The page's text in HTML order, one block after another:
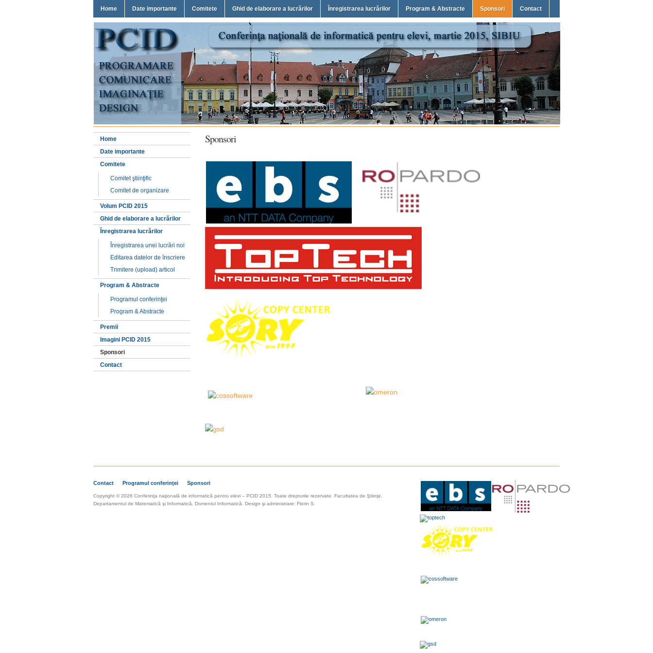
Home Date importante Comitete Ghid de elaborare a lucrărilor Înregistrarea lucrărilor Program & Abstracte Sponsori Contact
Home
Date importante
Comitete
Comitet ştiinţific
Comitet de organizare
Volum PCID 2015
Ghid de elaborare a lucrărilor
Înregistrarea lucrărilor
Înregistrarea unei lucrări noi
Editarea datelor de înscriere
Trimitere (upload) articol
Program & Abstracte
Programul conferinţei
Program & Abstracte
Premii
Imagini PCID 2015
Sponsori
Contact
Sponsori
Contact Programul conferinţei Sponsori
Copyright © 2026 Conferinţa naţională de informatică pentru elevi – PCID 2015. Toate drepturile rezervate. Facultatea de Ştiinţe,
Departamentul de Matematică şi Informatică, Domeniul Informatică. Design şi administrare: Florin S.